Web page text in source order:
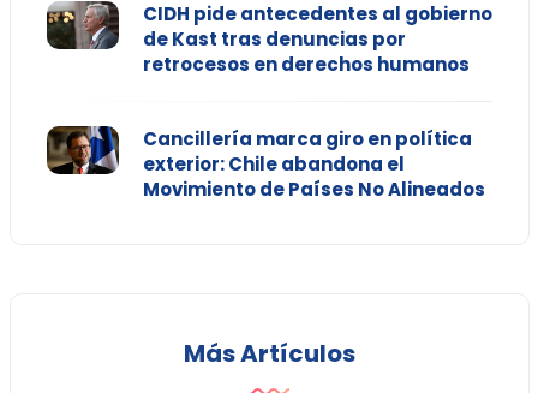
CIDH pide antecedentes al gobierno
de Kast tras denuncias por
retrocesos en derechos humanos
Cancillería marca giro en política
exterior: Chile abandona el
Movimiento de Países No Alineados
Más Artículos